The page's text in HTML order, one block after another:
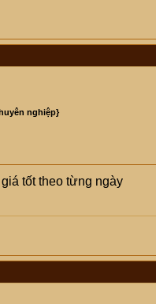
nghiệp}
tốt theo từng ngày